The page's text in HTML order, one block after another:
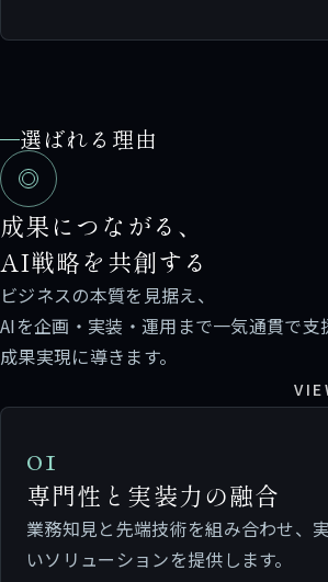
選ばれる理由
01
専門性と実装力の融合
業務知見と先端技術を組み合わせ、
いソリューションを提供します。
成果につながる、
AI戦略を共創する
ビジネスの本質を見据え、
AIを企画・実装・運用まで一気通貫で支
成果実現に導きます。